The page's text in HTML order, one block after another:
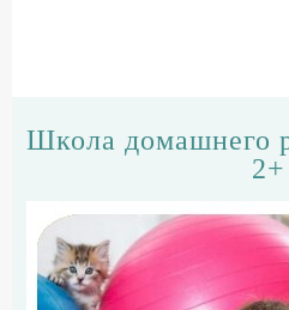
Школа домашнего
2+